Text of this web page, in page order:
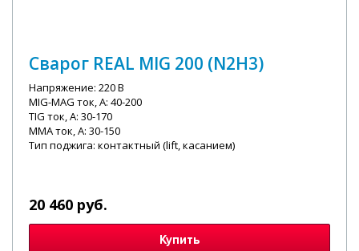
Сварог REAL MIG 200 (N2H3)
Напряжение: 220 В
MIG-MAG ток, А: 40-200
TIG ток, А: 30-170
MMA ток, А: 30-150
Тип поджига: контактный (lift, касанием)
20 460 руб.
Купить